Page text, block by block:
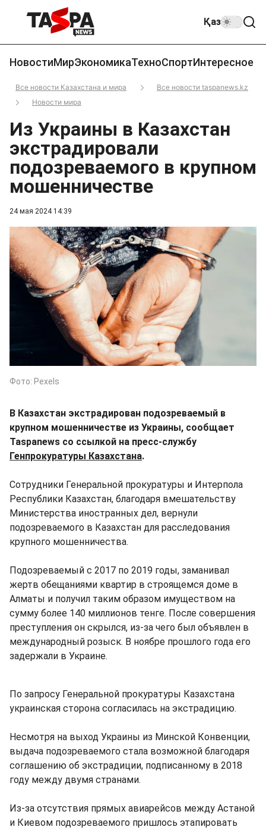
Қаз
НовостиМирЭкономикаТехноСпортИнтересное
Все новости Казахстана и мира
Все новости taspanews.kz
Новости мира
24 мая 2024 14:39
Из Украины в Казахстан
экстрадировали
подозреваемого в крупном
мошенничестве
Фото: Pexels
В Казахстан экстрадирован подозреваемый в
крупном мошенничестве из Украины, сообщает
Taspanews со ссылкой на пресс-службу
Генпрокуратуры Казахстана.
Сотрудники Генеральной прокуратуры и Интерпола
Республики Казахстан, благодаря вмешательству
Министерства иностранных дел, вернули
подозреваемого в Казахстан для расследования
крупного мошенничества.
Подозреваемый с 2017 по 2019 годы, заманивал
жертв обещаниями квартир в строящемся доме в
Алматы и получил таким образом имуществом на
сумму более 140 миллионов тенге. После совершения
преступления он скрылся, из-за чего был объявлен в
международный розыск. В ноябре прошлого года его
задержали в Украине.
По запросу Генеральной прокуратуры Казахстана
украинская сторона согласилась на экстрадицию.
Несмотря на выход Украины из Минской Конвенции,
выдача подозреваемого стала возможной благодаря
соглашению об экстрадиции, подписанному в 2018
году между двумя странами.
Из-за отсутствия прямых авиарейсов между Астаной
и Киевом подозреваемого пришлось этапировать